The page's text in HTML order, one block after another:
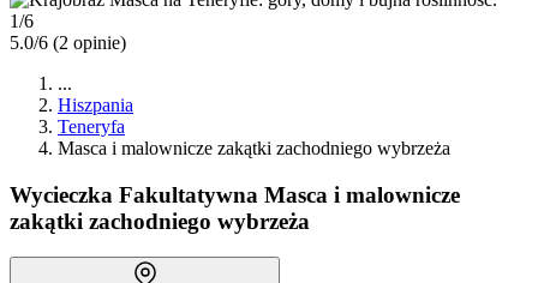
1/6
5.0/6 (2 opinie)
...
Hiszpania
Teneryfa
Masca i malownicze zakątki zachodniego wybrzeża
Wycieczka Fakultatywna Masca i malownicze
zakątki zachodniego wybrzeża